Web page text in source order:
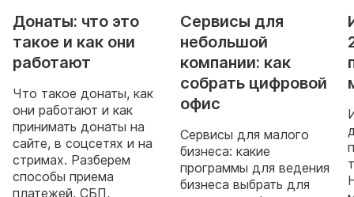
Донаты: что это
такое и как они
работают
Что такое донаты, как
они работают и как
принимать донаты на
сайте, в соцсетях и на
стримах. Разберем
способы приема
платежей, СБП,
Сервисы для
небольшой
компании: как
собрать цифровой
офис
Сервисы для малого
бизнеса: какие
программы для ведения
бизнеса выбрать для